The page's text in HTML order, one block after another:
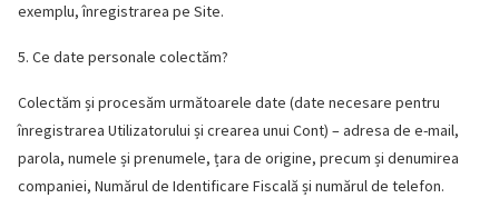
exemplu, înregistrarea pe Site.
5. Ce date personale colectăm?
Colectăm și procesăm următoarele date (date necesare pentru
înregistrarea Utilizatorului și crearea unui Cont) – adresa de e-mail,
parola, numele și prenumele, țara de origine, precum și denumirea
companiei, Numărul de Identificare Fiscală și numărul de telefon.